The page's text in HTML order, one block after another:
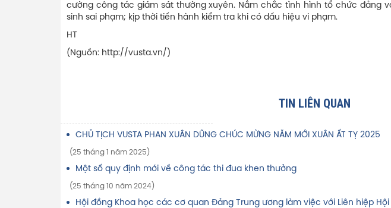
cường công tác giám sát thường xuyên. Nắm chắc tình hình tổ chức đảng
sinh sai phạm; kịp thời tiến hành kiểm tra khi có dấu hiệu vi phạm.
HT
(Nguồn: http://vusta.vn/)
TIN LIÊN QUAN
CHỦ TỊCH VUSTA PHAN XUÂN DŨNG CHÚC MỪNG NĂM MỚI XUÂN ẤT TỴ 2025
(25 tháng 1 năm 2025)
Một số quy định mới về công tác thi đua khen thưởng
(25 tháng 10 năm 2024)
Hội đồng Khoa học các cơ quan Đảng Trung ương làm việc với Liên hiệp Hội